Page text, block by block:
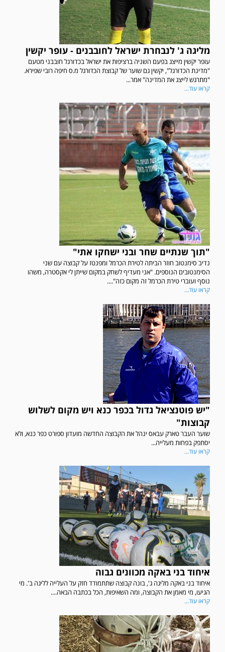
מליגה ג' לנבחרת ישראל לחובבנים - עופר יקשין
עופר יקשין מייצג בפעם השניה ברציפות את ישראל בכדורגל חובבני מטעם
"מדינת הכדורגל", יקשין גם שוער של קבוצת הכדורגל מ.ס חיפה רובי שפירא.
"מתרגש לייצג את המדינה" אמר...
קראו עוד...
"תוך שנתיים שחר ובני ישחקו אתי"
נדיב סימנטוב חוזר הביתה לטירת הכרמל ומפנטז על קבוצה עם שני
הסימנטובים הנוספים. "אני מעדיף לשחק במקום שייתן לי אקסטרה, משהו
נוסף ועוברי טירת הכרמל זה מקום כזה"....
קראו עוד...
"יש פוטנציאל גדול בכפר כנא ויש מקום לשלוש
קבוצות"
שוער העבר טארק עבאס ינהל את הקבוצה החדשה מועדון ספורט כפר כנא, ולא
יסתפק בפחות מעלייה...
קראו עוד...
איחוד בני באקה מכוונים גבוה
איחוד בני באקה מליגה ג', בונה קבוצה שתתמודד חזק על העלייה לליגה ב'. מי
הגיעו, מי מאמן את הקבוצה, ומה השאיפות, הכל בכתבה הבאה....
קראו עוד...